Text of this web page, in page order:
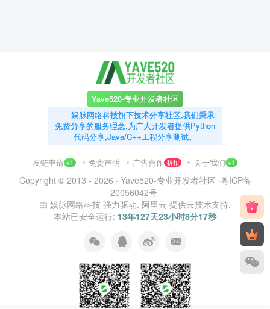
Yave520-专业开发者社区
——娱脉网络科技旗下技术分享社区,我们秉承
免费分享的服务理念,为广大开发者提供Python
代码分享,Java/C++工程分享测试。
友链申请 +1 免责声明 广告合作 折扣 关于我们 +1
Copyright © 2013 - 2026 · Yave520-专业开发者社区 ·粤ICP备
20056042号
由 娱脉网络科技 强力驱动. 阿里云 提供云技术支持.
本站已安全运行: 13年127天23小时8分18秒